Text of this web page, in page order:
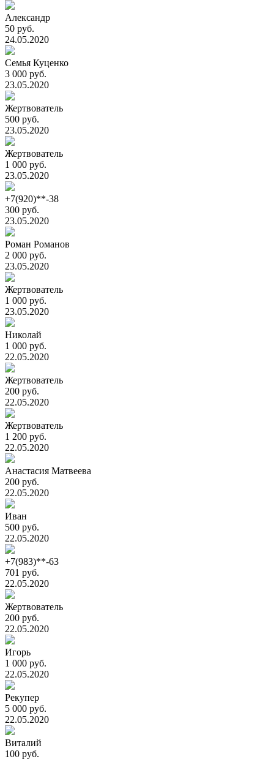
Александр
50 руб.
24.05.2020
Семья Куценко
3 000 руб.
23.05.2020
Жертвователь
500 руб.
23.05.2020
Жертвователь
1 000 руб.
23.05.2020
+7(920)**-38
300 руб.
23.05.2020
Роман Романов
2 000 руб.
23.05.2020
Жертвователь
1 000 руб.
23.05.2020
Николай
1 000 руб.
22.05.2020
Жертвователь
200 руб.
22.05.2020
Жертвователь
1 200 руб.
22.05.2020
Анастасия Матвеева
200 руб.
22.05.2020
Иван
500 руб.
22.05.2020
+7(983)**-63
701 руб.
22.05.2020
Жертвователь
200 руб.
22.05.2020
Игорь
1 000 руб.
22.05.2020
Рекупер
5 000 руб.
22.05.2020
Виталий
100 руб.